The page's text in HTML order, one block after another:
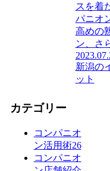
スを着
パニオ
高めの
ン、さ
新潟の
ット
カテゴリー
コンパニオ
ン活用術26
コンパニオ